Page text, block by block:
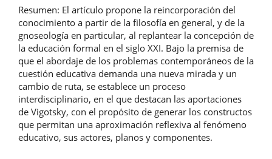
Resumen: El artículo propone la reincorporación del
conocimiento a partir de la filosofía en general, y de la
gnoseología en particular, al replantear la concepción de
la educación formal en el siglo XXI. Bajo la premisa de
que el abordaje de los problemas contemporáneos de la
cuestión educativa demanda una nueva mirada y un
cambio de ruta, se establece un proceso
interdisciplinario, en el que destacan las aportaciones
de Vigotsky, con el propósito de generar los constructos
que permitan una aproximación reflexiva al fenómeno
educativo, sus actores, planos y componentes.